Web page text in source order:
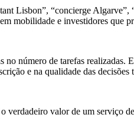
Lisbon”, “concierge
mobilidade e investidores que
número de tarefas
e na qualidade das decisões
verdadeiro valor de um